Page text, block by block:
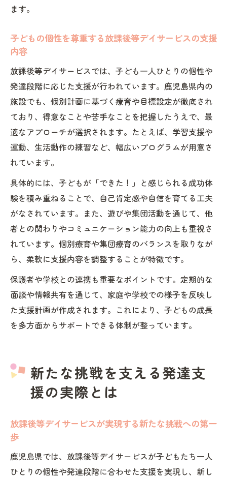
ます。
子どもの個性を尊重する放課後等デイサービスの支援
内容
放課後等デイサービスでは、子ども一人ひとりの個性や
発達段階に応じた支援が行われています。鹿児島県内の
施設でも、個別計画に基づく療育や目標設定が徹底され
ており、得意なことや苦手なことを把握したうえで、最
適なアプローチが選択されます。たとえば、学習支援や
運動、生活動作の練習など、幅広いプログラムが用意さ
れています。
具体的には、子どもが「できた！」と感じられる成功体
験を積み重ねることで、自己肯定感や自信を育てる工夫
がなされています。また、遊びや集団活動を通じて、他
者との関わりやコミュニケーション能力の向上も重視さ
れています。個別療育や集団療育のバランスを取りなが
ら、柔軟に支援内容を調整することが特徴です。
保護者や学校との連携も重要なポイントです。定期的な
面談や情報共有を通じて、家庭や学校での様子を反映し
た支援計画が作成されます。これにより、子どもの成長
を多方面からサポートできる体制が整っています。
新たな挑戦を支える発達支
援の実際とは
放課後等デイサービスが実現する新たな挑戦への第一
歩
鹿児島県では、放課後等デイサービスが子どもたち一人
ひとりの個性や発達段階に合わせた支援を実現し、新し